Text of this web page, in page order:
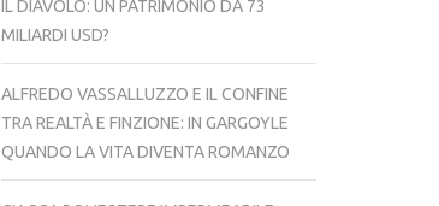
IL DIAVOLO: UN PATRIMONIO DA 73
MILIARDI USD?
ALFREDO VASSALLUZZO E IL CONFINE
TRA REALTÀ E FINZIONE: IN GARGOYLE
QUANDO LA VITA DIVENTA ROMANZO